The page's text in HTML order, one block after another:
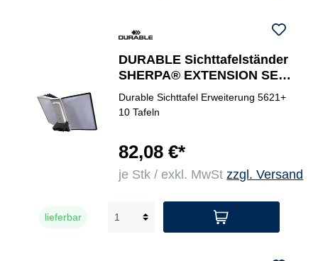
DURABLE Sichttafelständer
SHERPA® EXTENSION SET
10
Durable Sichttafel Erweiterung 5621+
10 Tafeln
82,08 €*
je Stk / exkl. MwStzzgl. Versand
lieferbar